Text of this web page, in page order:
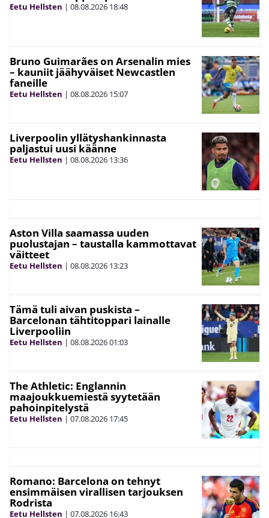
Eetu Hellsten | 08.08.2026 18:48
Bruno Guimarães on Arsenalin mies
– kauniit jäähyväiset Newcastlen
faneille
Eetu Hellsten | 08.08.2026 15:07
Liverpoolin yllätyshankinnasta
paljastui uusi käänne
Eetu Hellsten | 08.08.2026 13:36
Aston Villa saamassa uuden
puolustajan – taustalla kammottavat
väitteet
Eetu Hellsten | 08.08.2026 13:23
Tämä tuli aivan puskista –
Barcelonan tähtitoppari lainalle
Liverpooliin
Eetu Hellsten | 08.08.202601:03
The Athletic: Englannin
maajoukkuemiestä syytetään
pahoinpitelystä
Eetu Hellsten | 07.08.2026 17:45
Romano: Barcelona on tehnyt
ensimmäisen virallisen tarjouksen
Rodrista
Eetu Hellsten | 07.08.2026 16:43